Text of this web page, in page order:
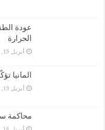
عودة
الحرارة
أبريل 19, 2024
أبريل 19, 2024
محاكمة